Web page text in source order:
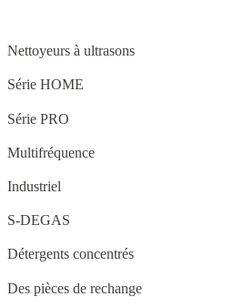
Nettoyeurs à ultrasons
Série HOME
Série PRO
Multifréquence
Industriel
S-DEGAS
Détergents concentrés
Des pièces de rechange